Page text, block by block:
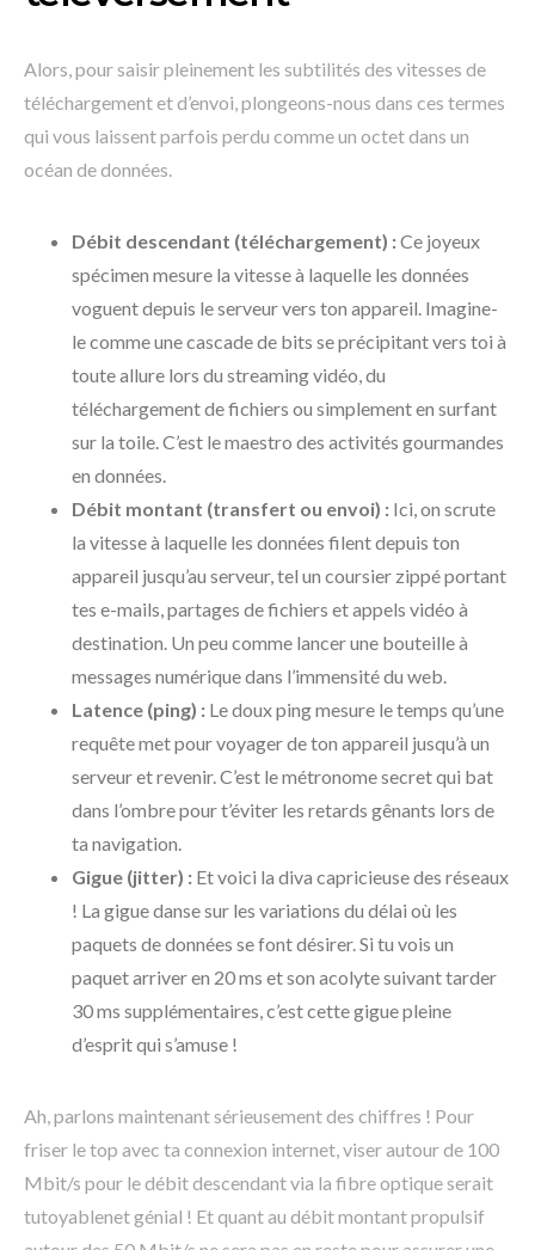
Alors, pour saisir pleinement les subtilités des vitesses de
téléchargement et d’envoi, plongeons-nous dans ces termes
qui vous laissent parfois perdu comme un octet dans un
océan de données.
Débit descendant (téléchargement) :Ce joyeux
spécimen mesure la vitesse à laquelle les données
voguent depuis le serveur vers ton appareil. Imagine-
le comme une cascade de bits se précipitant vers toi à
toute allure lors du streaming vidéo, du
téléchargement de fichiers ou simplement en surfant
sur la toile. C’est le maestro des activités gourmandes
en données.
Débit montant (transfert ou envoi) : Ici, on scrute
la vitesse à laquelle les données filent depuis ton
appareil jusqu’au serveur, tel un coursier zippé portant
tes e-mails, partages de fichiers et appels vidéo à
destination. Un peu comme lancer une bouteille à
messages numérique dans l’immensité du web.
Latence (ping) : Le doux ping mesure le temps qu’une
requête met pour voyager de ton appareil jusqu’à un
serveur et revenir. C’est le métronome secret qui bat
dans l’ombre pour t’éviter les retards gênants lors de
ta navigation.
Gigue (jitter) : Et voici la diva capricieuse des réseaux
! La gigue danse sur les variations du délai où les
paquets de données se font désirer. Si tu vois un
paquet arriver en 20 ms et son acolyte suivant tarder
30 ms supplémentaires, c’est cette gigue pleine
d’esprit qui s’amuse !
Ah, parlons maintenant sérieusement des chiffres ! Pour
friser le top avec ta connexion internet, viser autour de 100
Mbit/s pour le débit descendant via la fibre optique serait
tutoyablenet génial ! Et quant au débit montant propulsif